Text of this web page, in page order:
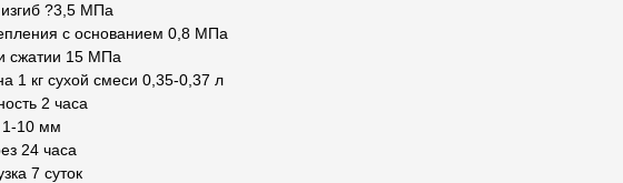
?3,5 МПа
с основанием 0,8 МПа
сжатии 15 МПа
1 кг сухой смеси 0,35-0,37 л
2 часа
10 мм
24 часа
7 суток